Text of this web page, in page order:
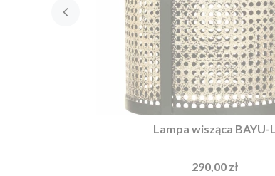
Lampa wisząca BAYU-L
290,00 zł